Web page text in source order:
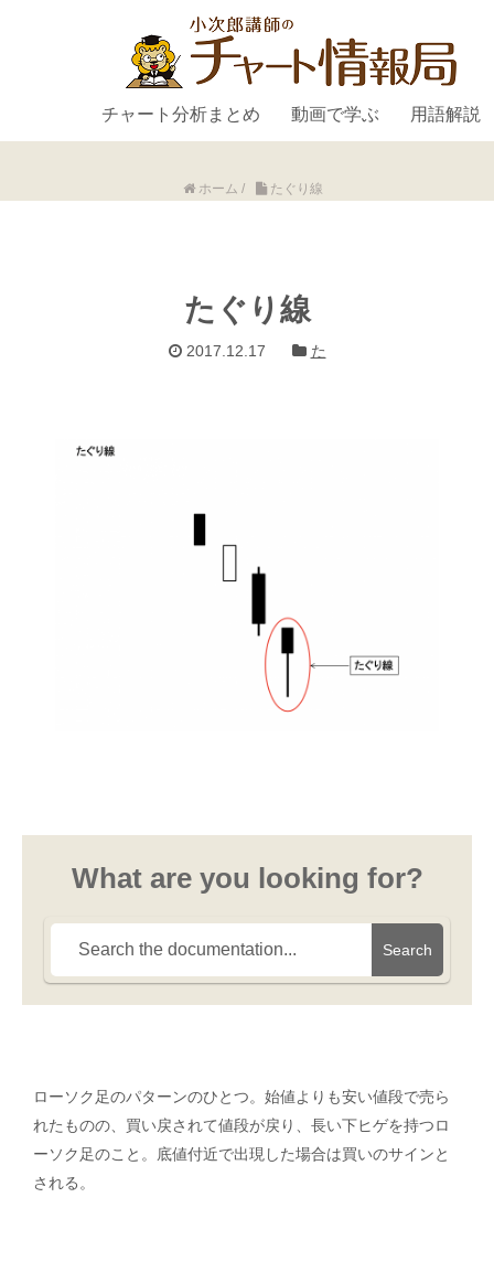
チャート分析まとめ 動画で学ぶ 用語解説
ホーム / たぐり線
たぐり線
2017.12.17 た
What are you looking for?
Search
ローソク足のパターンのひとつ。始値よりも安い値段で売ら
れたものの、買い戻されて値段が戻り、長い下ヒゲを持つロ
ーソク足のこと。底値付近で出現した場合は買いのサインと
される。